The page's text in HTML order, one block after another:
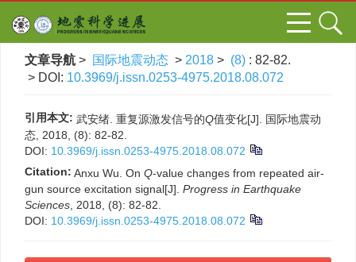
文章导航 > 国际地震动态 > 2018 > (8) : 82-82.
> DOI: 10.3969/j.issn.0253-4975.2018.08.072
引用本文: 武安绪. 重复源激发信号的Q值变化[J]. 国际地震动
态, 2018, (8): 82-82.
DOI: 10.3969/j.issn.0253-4975.2018.08.072
Citation: Anxu Wu. On Q-value changes from repeated air-
gun source excitation signal[J]. Progress in Earthquake
Sciences , 2018, (8): 82-82.
DOI: 10.3969/j.issn.0253-4975.2018.08.072